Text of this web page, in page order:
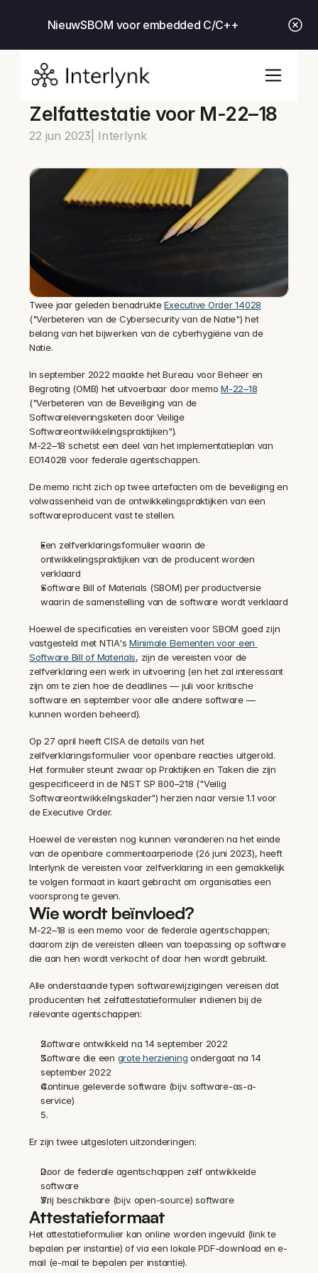
NieuwSBOM voor embedded C/C++
Zelfattestatie voor M-22–18
22 jun 2023 | Interlynk
Twee jaar geleden benadrukte Executive Order 14028
("Verbeteren van de Cybersecurity van de Natie") het
belang van het bijwerken van de cyberhygiëne van de
Natie.
In september 2022 maakte het Bureau voor Beheer en
Begroting (OMB) het uitvoerbaar door memo M-22–18
("Verbeteren van de Beveiliging van de
Softwareleveringsketen door Veilige
Softwareontwikkelingspraktijken").
M-22–18 schetst een deel van het implementatieplan van
EO14028 voor federale agentschappen.
De memo richt zich op twee artefacten om de beveiliging en
volwassenheid van de ontwikkelingspraktijken van een
softwareproducent vast te stellen.
Een zelfverklaringsformulier waarin de
ontwikkelingspraktijken van de producent worden
verklaard
Software Bill of Materials (SBOM) per productversie
waarin de samenstelling van de software wordt verklaard
Hoewel de specificaties en vereisten voor SBOM goed zijn
vastgesteld met NTIA's Minimale Elementen voor een
Software Bill of Materials, zijn de vereisten voor de
zelfverklaring een werk in uitvoering (en het zal interessant
zijn om te zien hoe de deadlines — juli voor kritische
software en september voor alle andere software —
kunnen worden beheerd).
Op 27 april heeft CISA de details van het
zelfverklaringsformulier voor openbare reacties uitgerold.
Het formulier steunt zwaar op Praktijken en Taken die zijn
gespecificeerd in de NIST SP 800–218 ("Veilig
Softwareontwikkelingskader") herzien naar versie 1.1 voor
de Executive Order.
Hoewel de vereisten nog kunnen veranderen na het einde
van de openbare commentaarperiode (26 juni 2023), heeft
Interlynk de vereisten voor zelfverklaring in een gemakkelijk
te volgen formaat in kaart gebracht om organisaties een
voorsprong te geven.
Wie wordt beïnvloed?
M-22–18 is een memo voor de federale agentschappen;
daarom zijn de vereisten alleen van toepassing op software
die aan hen wordt verkocht of door hen wordt gebruikt.
Alle onderstaande typen softwarewijzigingen vereisen dat
producenten het zelfattestatieformulier indienen bij de
relevante agentschappen:
Software ontwikkeld na 14 september 2022
Software die een grote herziening ondergaat na 14
september 2022
Continue geleverde software (bijv. software-as-a-
service)
Er zijn twee uitgesloten uitzonderingen:
Door de federale agentschappen zelf ontwikkelde
software
Vrij beschikbare (bijv. open-source) software
Attestatieformaat
Het attestatieformulier kan online worden ingevuld (link te
bepalen per instantie) of via een lokale PDF-download en e-
mail (e-mail te bepalen per instantie).